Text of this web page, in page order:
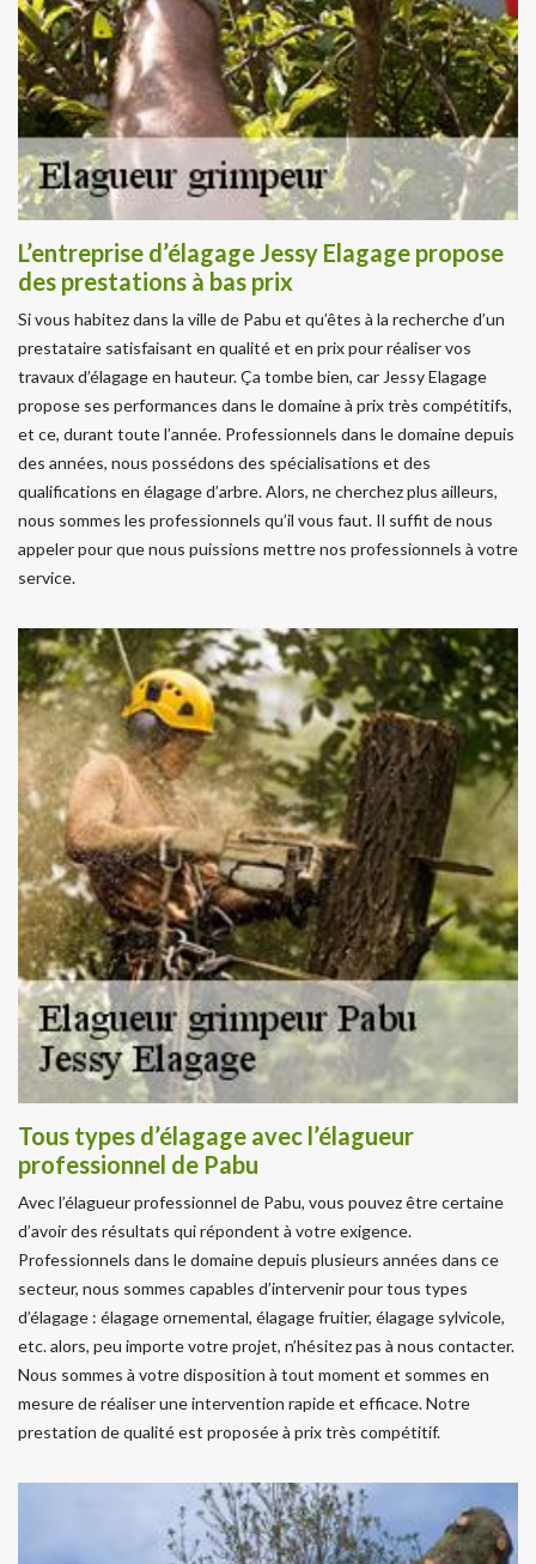
L’entreprise d’élagage Jessy Elagage propose
des prestations à bas prix
Si vous habitez dans la ville de Pabu et qu’êtes à la recherche d’un
prestataire satisfaisant en qualité et en prix pour réaliser vos
travaux d’élagage en hauteur. Ça tombe bien, car Jessy Elagage
propose ses performances dans le domaine à prix très compétitifs,
et ce, durant toute l’année. Professionnels dans le domaine depuis
des années, nous possédons des spécialisations et des
qualifications en élagage d’arbre. Alors, ne cherchez plus ailleurs,
nous sommes les professionnels qu’il vous faut. Il suffit de nous
appeler pour que nous puissions mettre nos professionnels à votre
service.
Tous types d’élagage avec l’élagueur
professionnel de Pabu
Avec l’élagueur professionnel de Pabu, vous pouvez être certaine
d’avoir des résultats qui répondent à votre exigence.
Professionnels dans le domaine depuis plusieurs années dans ce
secteur, nous sommes capables d’intervenir pour tous types
d’élagage : élagage ornemental, élagage fruitier, élagage sylvicole,
etc. alors, peu importe votre projet, n’hésitez pas à nous contacter.
Nous sommes à votre disposition à tout moment et sommes en
mesure de réaliser une intervention rapide et efficace. Notre
prestation de qualité est proposée à prix très compétitif.